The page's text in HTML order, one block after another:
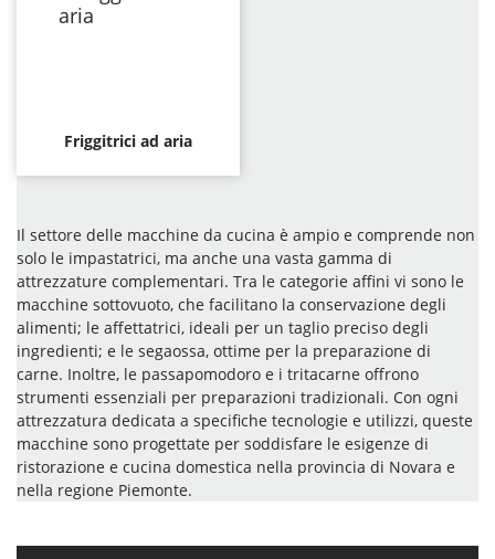
Friggitrici ad aria
Il settore delle macchine da cucina è ampio e comprende non
solo le impastatrici, ma anche una vasta gamma di
attrezzature complementari. Tra le categorie affini vi sono le
macchine sottovuoto, che facilitano la conservazione degli
alimenti; le affettatrici, ideali per un taglio preciso degli
ingredienti; e le segaossa, ottime per la preparazione di
carne. Inoltre, le passapomodoro e i tritacarne offrono
strumenti essenziali per preparazioni tradizionali. Con ogni
attrezzatura dedicata a specifiche tecnologie e utilizzi, queste
macchine sono progettate per soddisfare le esigenze di
ristorazione e cucina domestica nella provincia di Novara e
nella regione Piemonte.